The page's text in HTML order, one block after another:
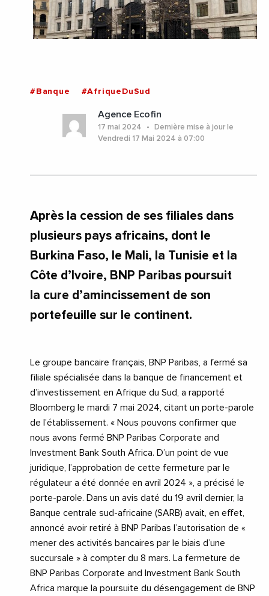
#Banque #AfriqueDuSud
Agence Ecofin
17 mai 2024
Dernière mise à jour le
Vendredi 17 Mai 2024 à 07:00
Après la cession de ses filiales dans
plusieurs pays africains, dont le
Burkina Faso, le Mali, la Tunisie et la
Côte d’Ivoire, BNP Paribas poursuit
la cure d’amincissement de son
portefeuille sur le continent.
Le groupe bancaire français, BNP Paribas, a fermé sa
filiale spécialisée dans la banque de financement et
d’investissement en Afrique du Sud, a rapporté
Bloomberg le mardi 7 mai 2024, citant un porte-parole
de l’établissement. « Nous pouvons confirmer que
nous avons fermé BNP Paribas Corporate and
Investment Bank South Africa. D’un point de vue
juridique, l’approbation de cette fermeture par le
régulateur a été donnée en avril 2024 », a précisé le
porte-parole. Dans un avis daté du 19 avril dernier, la
Banque centrale sud-africaine (SARB) avait, en effet,
annoncé avoir retiré à BNP Paribas l’autorisation de «
mener des activités bancaires par le biais d’une
succursale » à compter du 8 mars. La fermeture de
BNP Paribas Corporate and Investment Bank South
Africa marque la poursuite du désengagement de BNP